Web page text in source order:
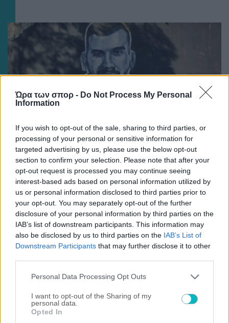
Ώρα των σπορ - Do Not Process My Personal
Information
If you wish to opt-out of the sale, sharing to third parties, or
processing of your personal or sensitive information for
targeted advertising by us, please use the below opt-out
section to confirm your selection. Please note that after your
opt-out request is processed you may continue seeing
interest-based ads based on personal information utilized by
us or personal information disclosed to third parties prior to
your opt-out. You may separately opt-out of the further
disclosure of your personal information by third parties on the
IAB’s list of downstream participants. This information may
also be disclosed by us to third parties on the IAB’s List of
Downstream Participants that may further disclose it to other
Please note that this website/app uses one or more Google
not limited to your visit or usage behaviour. You may click to
grant or deny consent to Google and its third-party tags to
use your data for below specified purposes in below Google
Personal Data Processing Opt Outs
I want to opt-out of the Sharing of my
personal data.
Opted In
ΠΟΔΟΣΦΑΙΡΟ ΑΕΚ
Πειρατές του Ονείρου: «Μιχάλη ΖΕΙΣ… ΕΣΥ μας
οδηγείς!»